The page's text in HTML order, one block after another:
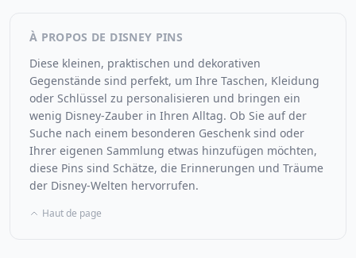
À PROPOS DE DISNEY PINS
Diese kleinen, praktischen und dekorativen
Gegenstände sind perfekt, um Ihre Taschen, Kleidung
oder Schlüssel zu personalisieren und bringen ein
wenig Disney-Zauber in Ihren Alltag. Ob Sie auf der
Suche nach einem besonderen Geschenk sind oder
Ihrer eigenen Sammlung etwas hinzufügen möchten,
diese Pins sind Schätze, die Erinnerungen und Träume
der Disney-Welten hervorrufen.
Haut de page